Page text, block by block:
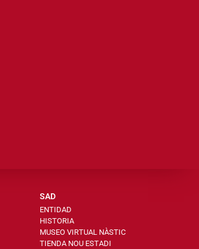
SAD
ENTIDAD
HISTORIA
MUSEO VIRTUAL NÀSTIC
TIENDA NOU ESTADI